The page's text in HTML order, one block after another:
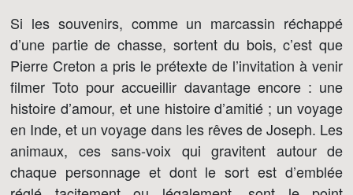
Si les souvenirs, comme un marcassin réchappé
d’une partie de chasse, sortent du bois, c’est que
Pierre Creton a pris le prétexte de l’invitation à venir
filmer Toto pour accueillir davantage encore : une
histoire d’amour, et une histoire d’amitié ; un voyage
en Inde, et un voyage dans les rêves de Joseph. Les
animaux, ces sans-voix qui gravitent autour de
chaque personnage et dont le sort est d’emblée